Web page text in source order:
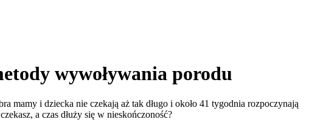
wywoływania porodu
mamy i dziecka nie czekają aż tak długo i około 41 tygodnia rozpoczynają
a czas dłuży się w nieskończoność?